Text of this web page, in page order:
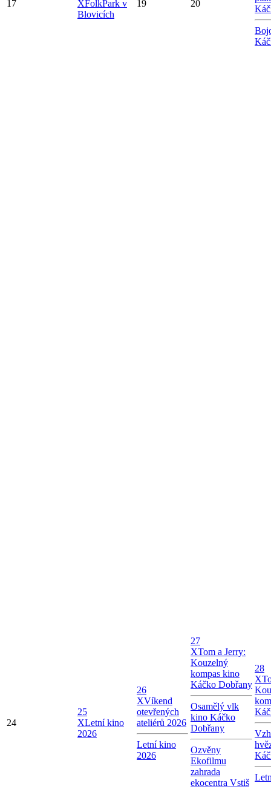
17
XFolkPark v
Blovicích
19 20
24
25
XLetní kino
2026
26
XVíkend
otevřených
ateliérů 2026
Letní kino
2026
27
XTom a Jerry:
Kouzelný
kompas kino
Káčko Dobřany
Osamělý vlk
kino Káčko
Dobřany
Ozvěny
Ekofilmu
zahrada
ekocentra Vstiš
28
X